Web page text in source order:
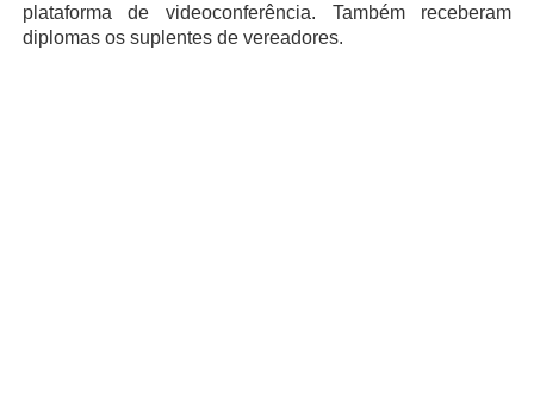
plataforma de videoconferência. Também receberam
diplomas os suplentes de vereadores.